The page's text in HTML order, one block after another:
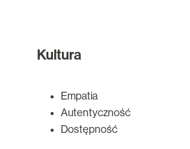
Kultura
Empatia
Autentyczność
Dostępność